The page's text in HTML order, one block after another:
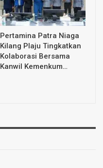
Pertamina Patra Niaga
Kilang Plaju Tingkatkan
Kolaborasi Bersama
Kanwil Kemenkum…